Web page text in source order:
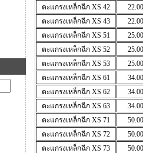
ตะแกรงเหล็กฉีกXS 42 22.00
ตะแกรงเหล็กฉีกXS 43 22.00
ตะแกรงเหล็กฉีกXS 51 25.00
ตะแกรงเหล็กฉีกXS 52 25.00
ตะแกรงเหล็กฉีกXS 53 25.00
ตะแกรงเหล็กฉีกXS 61 34.00
ตะแกรงเหล็กฉีก XS 62 34.00
ตะแกรงเหล็กฉีกXS 63 34.00
ตะแกรงเหล็กฉีกXS 71 50.00
ตะแกรงเหล็กฉีกXS 72 50.00
ตะแกรงเหล็กฉีกXS 73 50.00